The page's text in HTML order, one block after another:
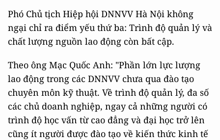
Phó Chủ tịch Hiệp hội DNNVV Hà Nội không
ngại chỉ ra điểm yếu thứ ba: Trình độ quản lý và
chất lượng nguồn lao động còn bất cập.
Theo ông Mạc Quốc Anh: "Phần lớn lực lượng
lao động trong các DNNVV chưa qua đào tạo
chuyên môn kỹ thuật. Về trình độ quản lý, đa số
các chủ doanh nghiệp, ngay cả những người có
trình độ học vấn từ cao đẳng và đại học trở lên
cũng ít người được đào tạo về kiến thức kinh tế